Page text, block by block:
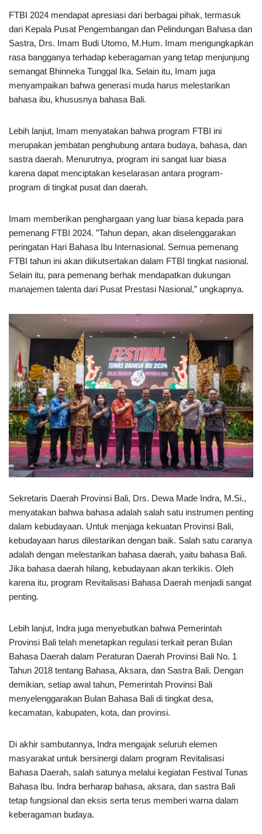
FTBI 2024 mendapat apresiasi dari berbagai pihak, termasuk
dari Kepala Pusat Pengembangan dan Pelindungan Bahasa dan
Sastra, Drs. Imam Budi Utomo, M.Hum. Imam mengungkapkan
rasa bangganya terhadap keberagaman yang tetap menjunjung
semangat Bhinneka Tunggal Ika. Selain itu, Imam juga
menyampaikan bahwa generasi muda harus melestarikan
bahasa ibu, khususnya bahasa Bali.
Lebih lanjut, Imam menyatakan bahwa program FTBI ini
merupakan jembatan penghubung antara budaya, bahasa, dan
sastra daerah. Menurutnya, program ini sangat luar biasa
karena dapat menciptakan keselarasan antara program-
program di tingkat pusat dan daerah.
Imam memberikan penghargaan yang luar biasa kepada para
pemenang FTBI 2024. ”Tahun depan, akan diselenggarakan
peringatan Hari Bahasa Ibu Internasional. Semua pemenang
FTBI tahun ini akan diikutsertakan dalam FTBI tingkat nasional.
Selain itu, para pemenang berhak mendapatkan dukungan
manajemen talenta dari Pusat Prestasi Nasional,” ungkapnya.
Sekretaris Daerah Provinsi Bali, Drs. Dewa Made Indra, M.Si.,
menyatakan bahwa bahasa adalah salah satu instrumen penting
dalam kebudayaan. Untuk menjaga kekuatan Provinsi Bali,
kebudayaan harus dilestarikan dengan baik. Salah satu caranya
adalah dengan melestarikan bahasa daerah, yaitu bahasa Bali.
Jika bahasa daerah hilang, kebudayaan akan terkikis. Oleh
karena itu, program Revitalisasi Bahasa Daerah menjadi sangat
penting.
Lebih lanjut, Indra juga menyebutkan bahwa Pemerintah
Provinsi Bali telah menetapkan regulasi terkait peran Bulan
Bahasa Daerah dalam Peraturan Daerah Provinsi Bali No. 1
Tahun 2018 tentang Bahasa, Aksara, dan Sastra Bali. Dengan
demikian, setiap awal tahun, Pemerintah Provinsi Bali
menyelenggarakan Bulan Bahasa Bali di tingkat desa,
kecamatan, kabupaten, kota, dan provinsi.
Di akhir sambutannya, Indra mengajak seluruh elemen
masyarakat untuk bersinergi dalam program Revitalisasi
Bahasa Daerah, salah satunya melalui kegiatan Festival Tunas
Bahasa Ibu. Indra berharap bahasa, aksara, dan sastra Bali
tetap fungsional dan eksis serta terus memberi warna dalam
keberagaman budaya.